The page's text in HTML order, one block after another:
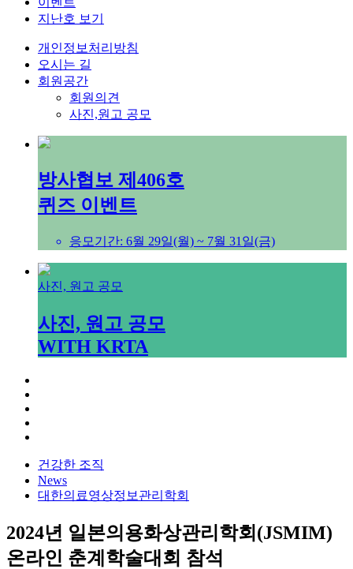
지난호 보기
개인정보처리방침
오시는 길
회원공간
회원의견
사진,원고 공모
방사협보 제406호
퀴즈 이벤트
응모기간: 6월 29일(월) ~ 7월 31일(금)
사진, 원고 공모
사진, 원고 공모
WITH KRTA
건강한 조직
News
대한의료영상정보관리학회
2024년 일본의용화상관리학회(JSMIM)
온라인 춘계학술대회 참석